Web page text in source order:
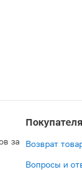
за
Возврат
Вопросы и